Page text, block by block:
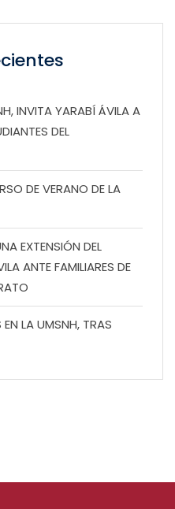
INVITA YARABÍ ÁVILA A
DEL
DE VERANO DE LA
EXTENSIÓN DEL
ANTE FAMILIARES DE
LA UMSNH, TRAS